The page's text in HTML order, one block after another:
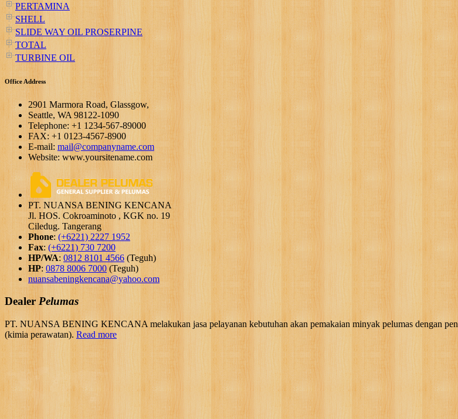
PERTAMINA
SHELL
SLIDE WAY OIL PROSERPINE
TOTAL
TURBINE OIL
Office Address
2901 Marmora Road, Glassgow,
Seattle, WA 98122-1090
Telephone: +1 1234-567-89000
FAX: +1 0123-4567-8900
E-mail: mail@companyname.com
Website: www.yoursitename.com
PT. NUANSA BENING KENCANA
Jl. HOS. Cokroaminoto , KGK no. 19
Ciledug. Tangerang
Phone: (+6221) 2227 1952
Fax: (+6221) 730 7200
HP/WA: 0812 8101 4566 (Teguh)
HP: 0878 8006 7000 (Teguh)
nuansabeningkencana@yahoo.com
Dealer Pelumas
PT. NUANSA BENING KENCANA melakukan jasa pelayanan kebutuhan akan pemakaian minyak pelumas dengan
(kimia perawatan). Read more